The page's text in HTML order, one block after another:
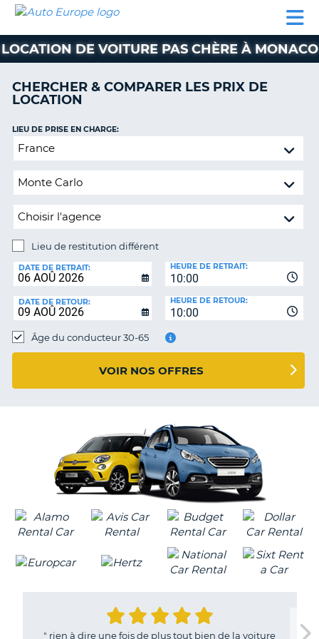
LOCATION
VOITURE
CAMPING-
CAR
CLIENT
AUTO
EUROPE
LOCATION
VOITURE
CAMPING-
CAR
PARTENAIRES
SUPPORT
CLIENT
COMPTE
MA
LOCATION DE VOITURE PAS CHÈRE À MONACO
CHERCHER & COMPARER LES PRIX DE
LOCATION
Lieu
restitution
LIEU DE PRISE EN CHARGE:
Lieu de restitution différent
DE
RESTITUTION:
DATE DE RETRAIT:
10:00
HEURE DE RETRAIT:
DATE DE RETOUR:
10:00
HEURE DE RETOUR:
Âge du conducteur 30-65
VOIR NOS OFFRES
" rien à dire une fois de plus tout bien de la voiture